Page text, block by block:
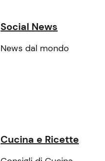
Social News
News dal mondo
Cucina e Ricette